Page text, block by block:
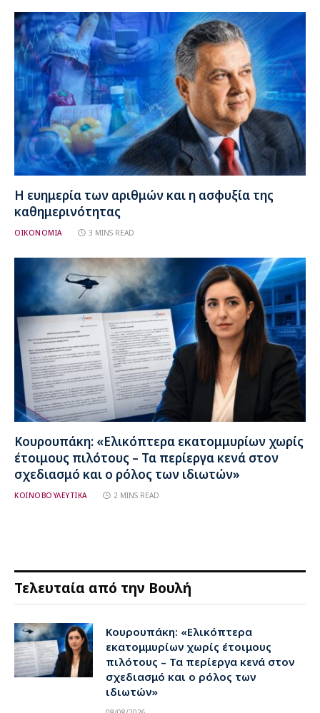
Η ευημερία των αριθμών και η ασφυξία της
καθημερινότητας
ΟΙΚΟΝΟΜΙΑ 3 MINS READ
Κουρουπάκη: «Ελικόπτερα εκατομμυρίων χωρίς
έτοιμους πιλότους – Τα περίεργα κενά στον
σχεδιασμό και ο ρόλος των ιδιωτών»
ΚΟΙΝΟΒΟΥΛΕΥΤΙΚΑ 2 MINS READ
Τελευταία από την Βουλή
Κουρουπάκη: «Ελικόπτερα
εκατομμυρίων χωρίς έτοιμους
πιλότους – Τα περίεργα κενά στον
σχεδιασμό και ο ρόλος των
ιδιωτών»